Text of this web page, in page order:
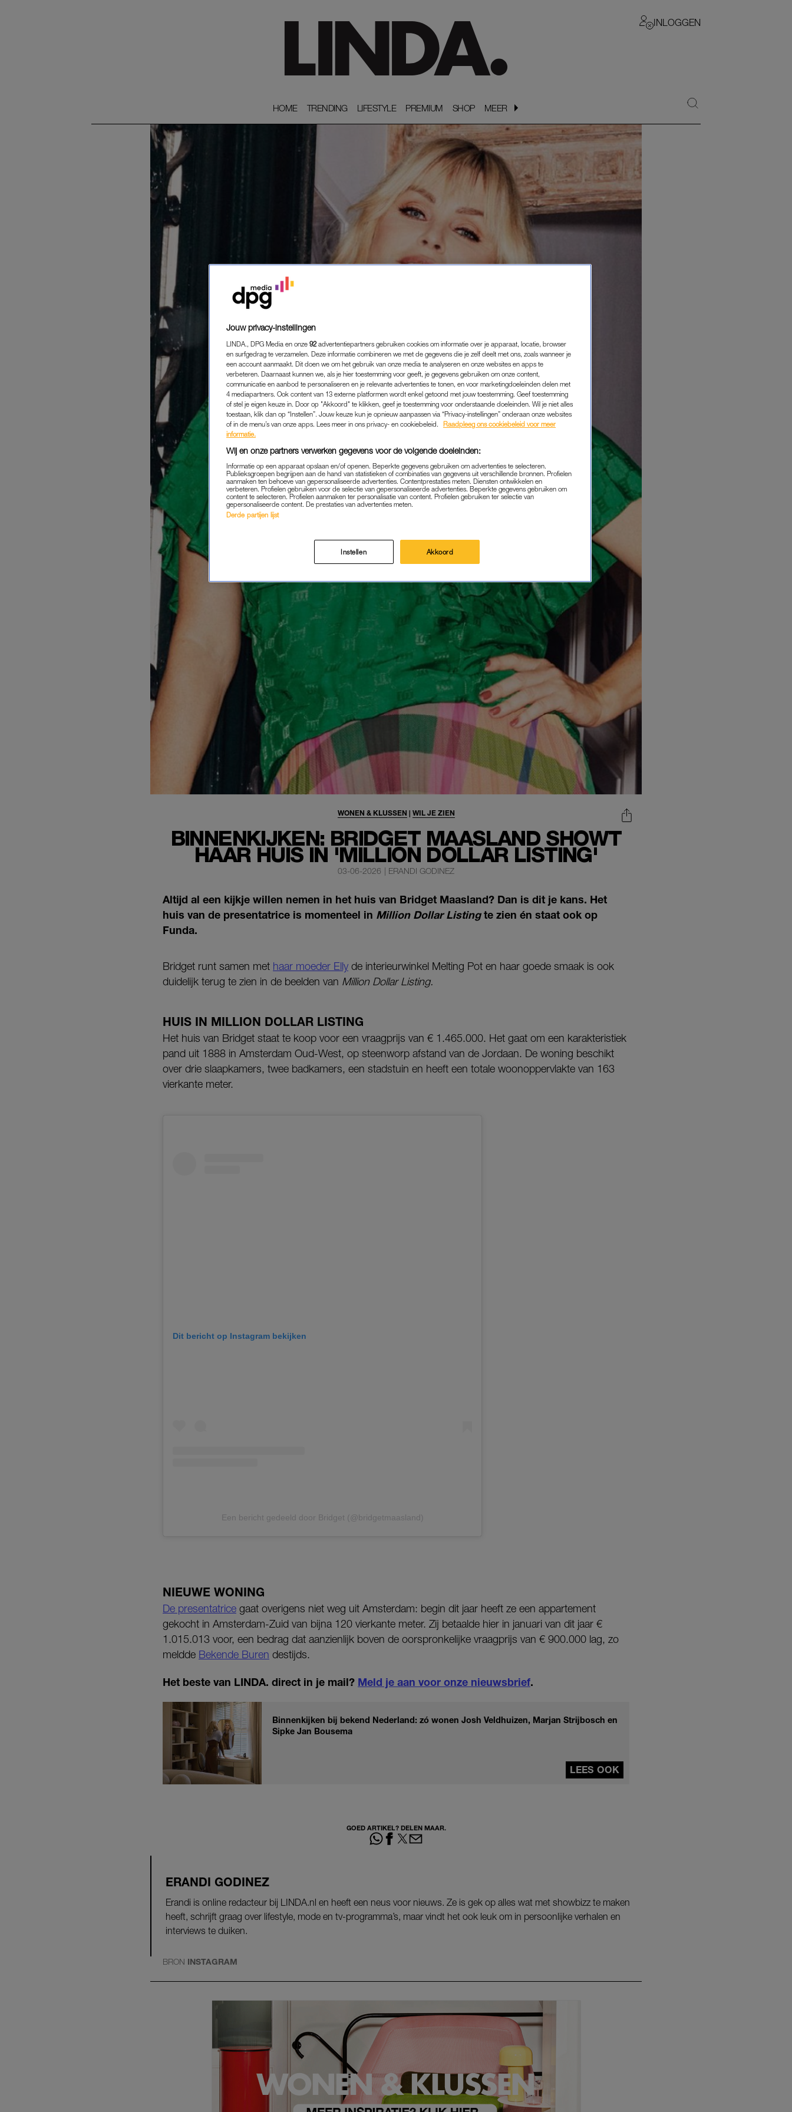
INLOGGEN
HOME
HOME TRENDING
TRENDING LIFESTYLE
LIFESTYLE PREMIUM
PREMIUM SHOP
SHOP MEER
MEER
BINNENKIJKEN: BRIDGET MAASLAND SHOWT
HAAR HUIS IN 'MILLION DOLLAR LISTING'
WONEN & KLUSSEN | WIL JE ZIEN
03-06-2026 | ERANDI GODINEZ
Altijd al een kijkje willen nemen in het huis van Bridget Maasland? Dan is dit je kans. Het
huis van de presentatrice is momenteel in Million Dollar Listingte zien én staat ook op
Funda.
Bridget runt samen met haar moeder Elly de interieurwinkel Melting Pot en haar goede smaak is ook
duidelijk terug te zien in de beelden van Million Dollar Listing.
HUIS IN MILLION DOLLAR LISTING
Het huis van Bridget staat te koop voor een vraagprijs van € 1.465.000. Het gaat om een karakteristiek
pand uit 1888 in Amsterdam Oud-West, op steenworp afstand van de Jordaan. De woning beschikt
over drie slaapkamers, twee badkamers, een stadstuin en heeft een totale woonoppervlakte van 163
vierkante meter.
Dit bericht op Instagram bekijken
Een bericht gedeeld door Bridget (@bridgetmaasland)
NIEUWE WONING
De presentatrice gaat overigens niet weg uit Amsterdam: begin dit jaar heeft ze een appartement
gekocht in Amsterdam-Zuid van bijna 120 vierkante meter. Zij betaalde hier in januari van dit jaar €
1.015.013 voor, een bedrag dat aanzienlijk boven de oorspronkelijke vraagprijs van € 900.000 lag, zo
meldde Bekende Buren destijds.
Het beste van LINDA. direct in je mail? Meld je aan voor onze nieuwsbrief.
Binnenkijken bij bekend Nederland: zó wonen Josh Veldhuizen, Marjan Strijbosch en
Sipke Jan Bousema
LEES OOK
GOED ARTIKEL? DELEN MAAR.
ERANDI GODINEZ
Erandi is online redacteur bij LINDA.nl en heeft een neus voor nieuws. Ze is gek op alles wat met showbizz te maken
heeft, schrijft graag over lifestyle, mode en tv-programma’s, maar vindt het ook leuk om in persoonlijke verhalen en
interviews te duiken.
BRON INSTAGRAM
Jouw privacy-instellingen
LINDA., DPG Media en onze 92 advertentiepartners gebruiken cookies om informatie over je apparaat, locatie, browser
en surfgedrag te verzamelen. Deze informatie combineren we met de gegevens die je zelf deelt met ons, zoals wanneer je
een account aanmaakt. Dit doen we om het gebruik van onze media te analyseren en onze websites en apps te
verbeteren. Daarnaast kunnen we, als je hier toestemming voor geeft, je gegevens gebruiken om onze content,
communicatie en aanbod te personaliseren en je relevante advertenties te tonen, en voor marketingdoeleinden delen met
4 mediapartners. Ook content van 13 externe platformen wordt enkel getoond met jouw toestemming. Geef toestemming
of stel je eigen keuze in. Door op "Akkoord" te klikken, geef je toestemming voor onderstaande doeleinden. Wil je niet alles
toestaan, klik dan op “Instellen”. Jouw keuze kun je opnieuw aanpassen via “Privacy-instellingen” onderaan onze websites
of in de menu’s van onze apps. Lees meer in ons privacy- en cookiebeleid.
Raadpleeg ons cookiebeleid voor meer
informatie.
Wij en onze partners verwerken gegevens voor de volgende doeleinden:
Informatie op een apparaat opslaan en/of openen. Beperkte gegevens gebruiken om advertenties te selecteren.
Publieksgroepen begrijpen aan de hand van statistieken of combinaties van gegevens uit verschillende bronnen. Profielen
aanmaken ten behoeve van gepersonaliseerde advertenties. Contentprestaties meten. Diensten ontwikkelen en
verbeteren. Profielen gebruiken voor de selectie van gepersonaliseerde advertenties. Beperkte gegevens gebruiken om
content te selecteren. Profielen aanmaken ter personalisatie van content. Profielen gebruiken ter selectie van
gepersonaliseerde content. De prestaties van advertenties meten.
Derde partijen lijst
Instellen Akkoord